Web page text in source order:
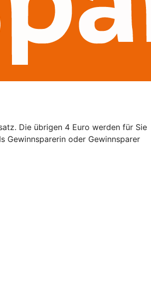
Die übrigen 4 Euro werden für Sie
Gewinnsparerin oder Gewinnsparer